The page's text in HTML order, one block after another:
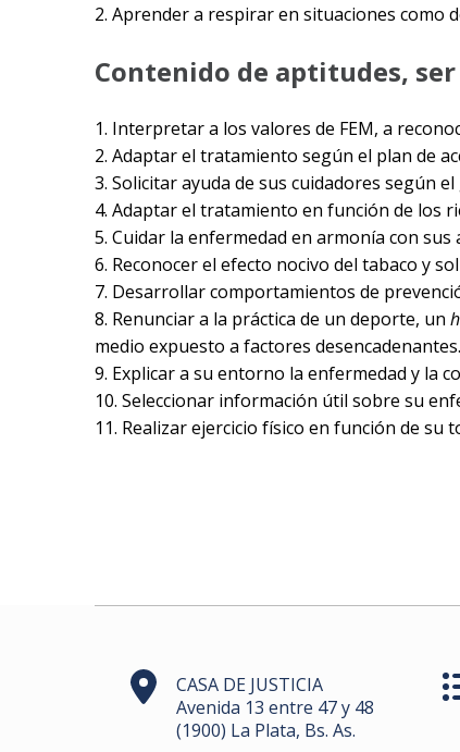
2. Aprender a respirar en situaciones como
Contenido de aptitudes, ser
1. Interpretar a los valores de FEM, a
2. Adaptar el tratamiento según el plan de
3. Solicitar ayuda de sus cuidadores según
4. Adaptar el tratamiento en función de los
5. Cuidar la enfermedad en armonía con sus
6. Reconocer el efecto nocivo del tabaco y
7. Desarrollar comportamientos de
8. Renunciar a la práctica de un deporte, un
medio expuesto a factores desencadenantes.
9. Explicar a su entorno la enfermedad y la
10. Seleccionar información útil sobre su
11. Realizar ejercicio físico en función de su
CASA DE JUSTICIA
Avenida 13 entre 47 y 48
(1900) La Plata, Bs. As.